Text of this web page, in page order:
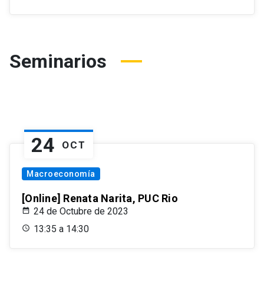
Seminarios
24 OCT
Macroeconomía
[Online] Renata Narita, PUC Rio
24 de Octubre de 2023
13:35 a 14:30